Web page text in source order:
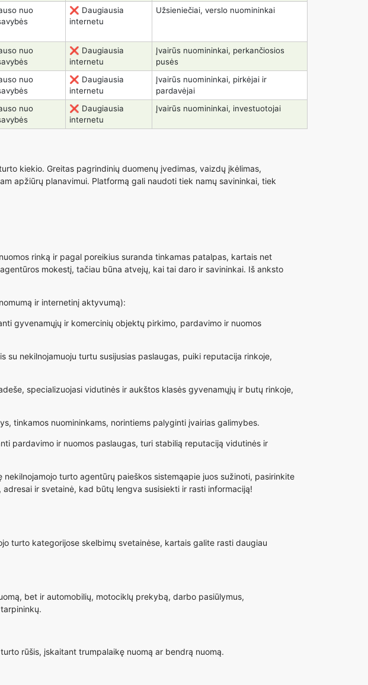
nuo
❌ Daugiausia
internetu
Užsieniečiai, verslo nuomininkai
nuo
❌ Daugiausia
internetu
Įvairūs nuomininkai, perkančiosios
pusės
nuo
❌ Daugiausia
internetu
Įvairūs nuomininkai, pirkėjai ir
pardavėjai
nuo
❌ Daugiausia
internetu
Įvairūs nuomininkai, investuotojai
kiekio. Greitas pagrindinių duomenų įvedimas, vaizdų įkėlimas,
apžiūrų planavimui. Platformą gali naudoti tiek namų savininkai, tiek
rinką ir pagal poreikius suranda tinkamas patalpas, kartais net
mokestį, tačiau būna atvejų, kai tai daro ir savininkai. Iš anksto
ir internetinį aktyvumą):
gyvenamųjų ir komercinių objektų pirkimo, pardavimo ir nuomos
nekilnojamuoju turtu susijusias paslaugas, puiki reputacija rinkoje,
specializuojasi vidutinės ir aukštos klasės gyvenamųjų ir butų rinkoje,
tinkamos nuomininkams, norintiems palyginti įvairias galimybes.
pardavimo ir nuomos paslaugas, turi stabilią reputaciją vidutinės ir
nekilnojamojo turto agentūrų paieškos sistemąapie juos sužinoti, pasirinkite
ir svetainė, kad būtų lengva susisiekti ir rasti informaciją!
turto kategorijose skelbimų svetainėse, kartais galite rasti daugiau
bet ir automobilių, motociklų prekybą, darbo pasiūlymus,
rūšis, įskaitant trumpalaikę nuomą ar bendrą nuomą.